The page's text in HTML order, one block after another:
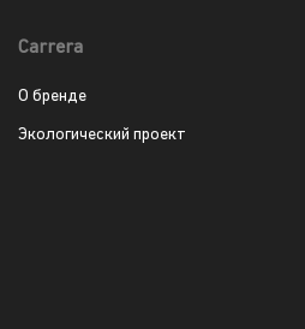
Carrera
О бренде
Экологический проект